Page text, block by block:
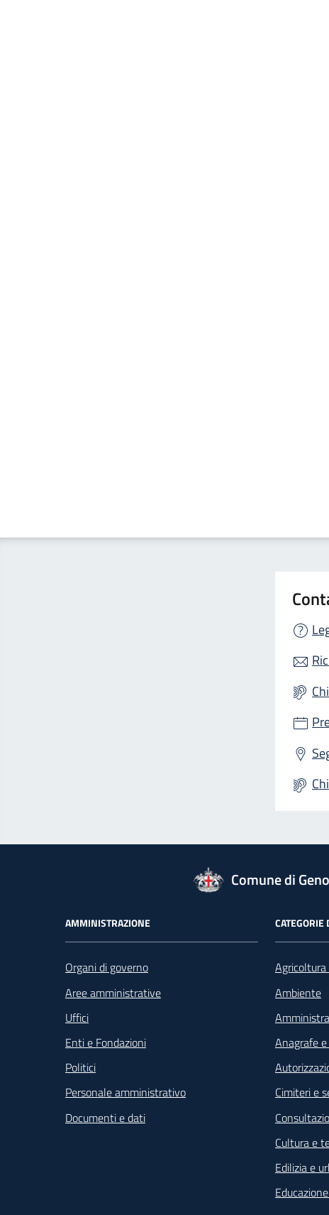
Comune di
Footer - Navigazione
AMMINISTRAZIONE
Organi di governo
Aree amministrative
Uffici
Enti e Fondazioni
Politici
Personale amministrativo
Documenti e dati
CATEGORIE
Agricoltura
Ambiente
Anagrafe
Cimiteri e
Cultura e
Edilizia e